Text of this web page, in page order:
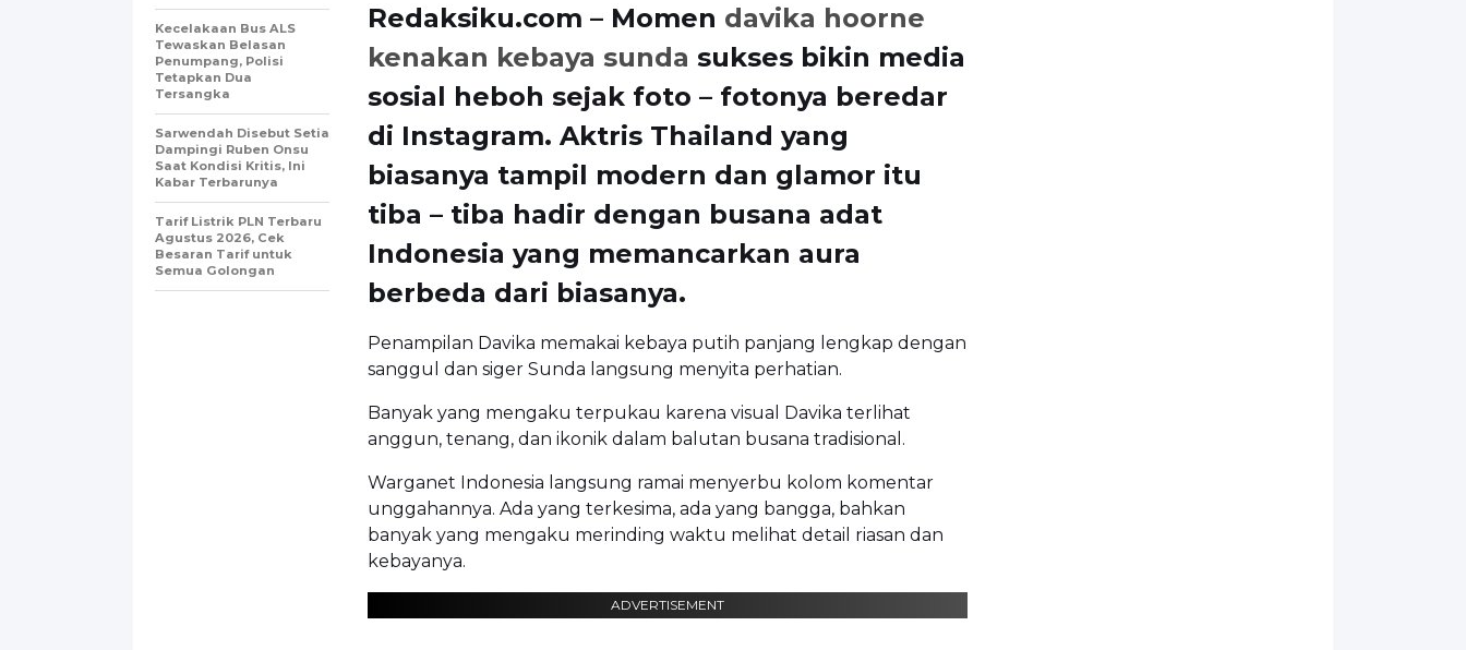
Redaksiku.com – Momen davika hoorne
kenakan kebaya sunda sukses bikin media
sosial heboh sejak foto – fotonya beredar
di Instagram. Aktris Thailand yang
biasanya tampil modern dan glamor itu
tiba – tiba hadir dengan busana adat
Indonesia yang memancarkan aura
berbeda dari biasanya.
Penampilan Davika memakai kebaya putih panjang lengkap dengan
sanggul dan siger Sunda langsung menyita perhatian.
Banyak yang mengaku terpukau karena visual Davika terlihat
anggun, tenang, dan ikonik dalam balutan busana tradisional.
Warganet Indonesia langsung ramai menyerbu kolom komentar
unggahannya. Ada yang terkesima, ada yang bangga, bahkan
banyak yang mengaku merinding waktu melihat detail riasan dan
kebayanya.
ADVERTISEMENT
Kecelakaan Bus ALS
Tewaskan Belasan
Penumpang, Polisi
Tetapkan Dua
Tersangka
Sarwendah Disebut Setia
Dampingi Ruben Onsu
Saat Kondisi Kritis, Ini
Kabar Terbarunya
Tarif Listrik PLN Terbaru
Agustus 2026, Cek
Besaran Tarif untuk
Semua Golongan